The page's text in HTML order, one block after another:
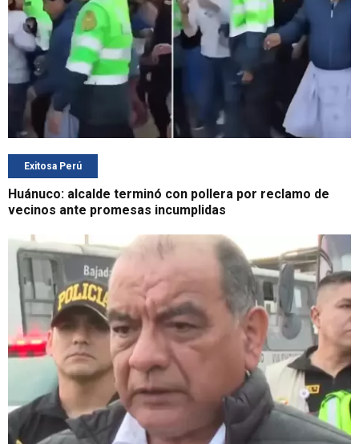
Exitosa Perú
Huánuco: alcalde terminó con pollera por reclamo de
vecinos ante promesas incumplidas